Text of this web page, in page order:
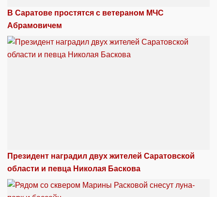
В Саратове простятся с ветераном МЧС
Абрамовичем
Президент наградил двух жителей Саратовской
области и певца Николая Баскова